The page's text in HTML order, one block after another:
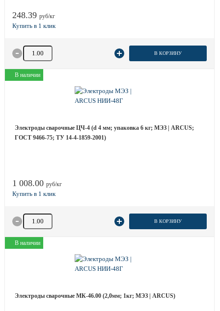
248.39 руб/кг
Количество товара В КОРЗИНУ
В наличии
Электроды сварочные ЦЧ-4 (d 4 мм; упаковка 6 кг; МЭЗ | ARCUS;
ГОСТ 9466-75; ТУ 14-4-1859-2001)
1 008.00 руб/кг
Количество товара В КОРЗИНУ
В наличии
Электроды сварочные МК-46.00 (2,0мм; 1кг; МЭЗ | ARCUS)